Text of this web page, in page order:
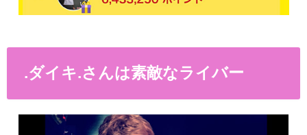
.ダイキ.さんは素敵なライバー